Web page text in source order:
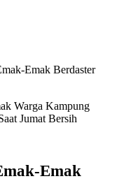
Emak Berdaster
Warga Kampung
Jumat Bersih
Emak